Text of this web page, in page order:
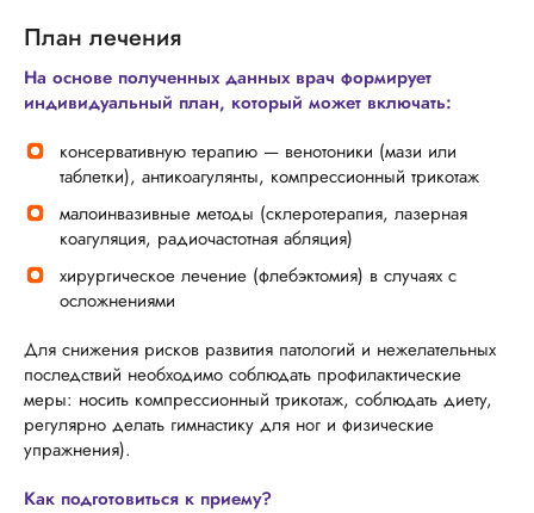
План лечения
На основе полученных данных врач формирует
индивидуальный план, который может включать:
консервативную терапию — венотоники (мази или
таблетки), антикоагулянты, компрессионный трикотаж
малоинвазивные методы (склеротерапия, лазерная
коагуляция, радиочастотная абляция)
хирургическое лечение (флебэктомия) в случаях с
осложнениями
Для снижения рисков развития патологий и нежелательных
последствий необходимо соблюдать профилактические
меры: носить компрессионный трикотаж, соблюдать диету,
регулярно делать гимнастику для ног и физические
упражнения).
Как подготовиться к приему?